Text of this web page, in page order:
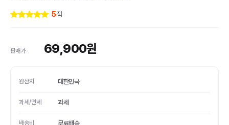
5점
판매가 69,900원
원산지 대한민국
과세/면세 과세
배송비 무료배송